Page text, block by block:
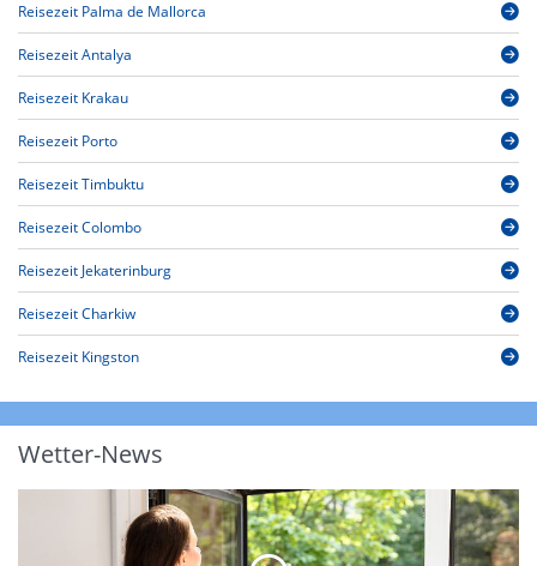
Reisezeit Palma de Mallorca
Reisezeit Antalya
Reisezeit Krakau
Reisezeit Porto
Reisezeit Timbuktu
Reisezeit Colombo
Reisezeit Jekaterinburg
Reisezeit Charkiw
Reisezeit Kingston
Wetter-News